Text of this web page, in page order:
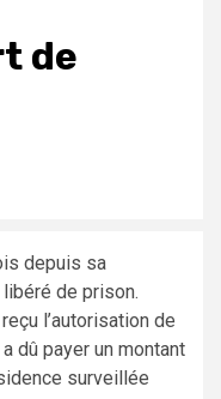
de
depuis sa
libéré de prison.
l’autorisation de
dû payer un montant
surveillée